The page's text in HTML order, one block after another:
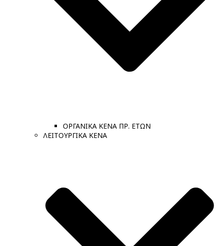
ΟΡΓΑΝΙΚΑ ΚΕΝΑ ΠΡ. ΕΤΩΝ
ΛΕΙΤΟΥΡΓΙΚΑ ΚΕΝΑ